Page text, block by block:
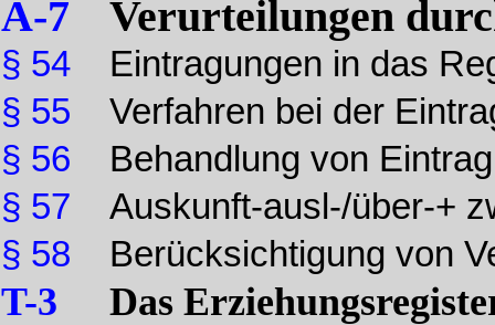
A-7
§ 54
§ 55
§ 56
§ 57
§ 58
T-3
Verurteilungen
Eintragungen in das
Verfahren bei der
Behandlung von
Auskunft-ausl-/über-+
Berücksichtigung von
Das